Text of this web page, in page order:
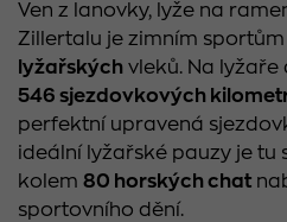
Ven z lanovky, lyže na
Zillertalu je zimním
lyžařských vleků. Na
546 sjezdovkových
perfektní upravená
ideální lyžařské pauzy je tu
kolem 80 horských chat
sportovního dění.